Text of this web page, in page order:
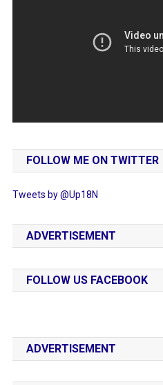
FOLLOW ME ON TWITTER
Tweets by @Up18N
ADVERTISEMENT
FOLLOW US FACEBOOK
ADVERTISEMENT